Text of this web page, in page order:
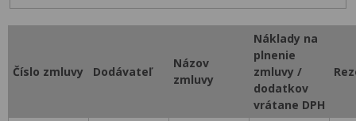
Číslo zmluvy Dodávateľ
Názov
zmluvy
Náklady na
plnenie
zmluvy /
dodatkov
vrátane DPH